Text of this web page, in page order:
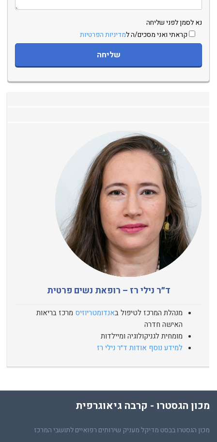
נא לסמן לפני שליחה
קראתי ואני מסכים/ה למדיניות הפרטיות
ד״ר נילי רז – רופאת נשים פרטית
מנהלת המרכז לטיפול באנדומטריוזיס מרכז בריאות
האישה חדרה
מומחית לגניקולוגיה ומיילדות
למידע נוסף אודות ד״ר נילי רז
מכון הגסטרו - קרבה גיאוגרפית
מכון הגסטרו בבסט מדיקל מעניק שירותים רפואיים לתושבי המרכז